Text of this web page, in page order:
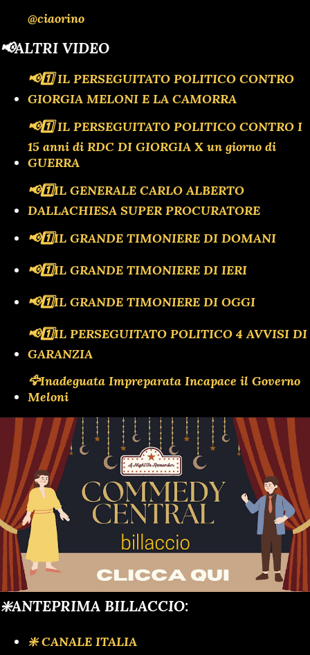
@ciaorino
📢ALTRI VIDEO
📢1️⃣ IL PERSEGUITATO POLITICO CONTRO
GIORGIA MELONI E LA CAMORRA
📢1️⃣ IL PERSEGUITATO POLITICO CONTRO I
15 anni di RDC DI GIORGIA X un giorno di
GUERRA
📢1️⃣IL GENERALE CARLO ALBERTO
DALLACHIESA SUPER PROCURATORE
📢1️⃣IL GRANDE TIMONIERE DI DOMANI
📢1️⃣IL GRANDE TIMONIERE DI IERI
📢1️⃣IL GRANDE TIMONIERE DI OGGI
📢1️⃣IL PERSEGUITATO POLITICO 4 AVVISI DI
GARANZIA
🦅Inadeguata Impreparata Incapace il Governo
Meloni
❇️ANTEPRIMA BILLACCIO:
❇️ CANALE ITALIA